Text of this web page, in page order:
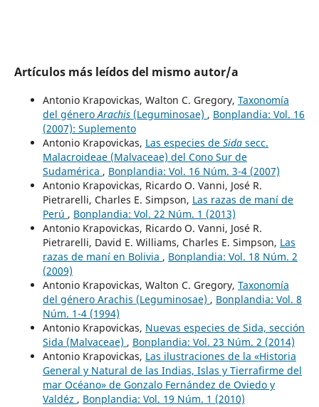
Artículos más leídos del mismo autor/a
Antonio Krapovickas, Walton C. Gregory, Taxonomía
del género Arachis(Leguminosae) , Bonplandia: Vol. 16
(2007): Suplemento
Antonio Krapovickas, Las especies de Sidasecc.
Malacroideae (Malvaceae) del Cono Sur de
Sudamérica , Bonplandia: Vol. 16 Núm. 3-4 (2007)
Antonio Krapovickas, Ricardo O. Vanni, José R.
Pietrarelli, Charles E. Simpson, Las razas de maní de
Perú , Bonplandia: Vol. 22 Núm. 1 (2013)
Antonio Krapovickas, Ricardo O. Vanni, José R.
Pietrarelli, David E. Williams, Charles E. Simpson, Las
razas de maní en Bolivia , Bonplandia: Vol. 18 Núm. 2
(2009)
Antonio Krapovickas, Walton C. Gregory, Taxonomía
del género Arachis (Leguminosae) , Bonplandia: Vol. 8
Núm. 1-4 (1994)
Antonio Krapovickas, Nuevas especies de Sida, sección
Sida (Malvaceae) , Bonplandia: Vol. 23 Núm. 2 (2014)
Antonio Krapovickas, Las ilustraciones de la «Historia
General y Natural de las Indias, Islas y Tierrafirme del
mar Océano» de Gonzalo Fernández de Oviedo y
Valdéz , Bonplandia: Vol. 19 Núm. 1 (2010)